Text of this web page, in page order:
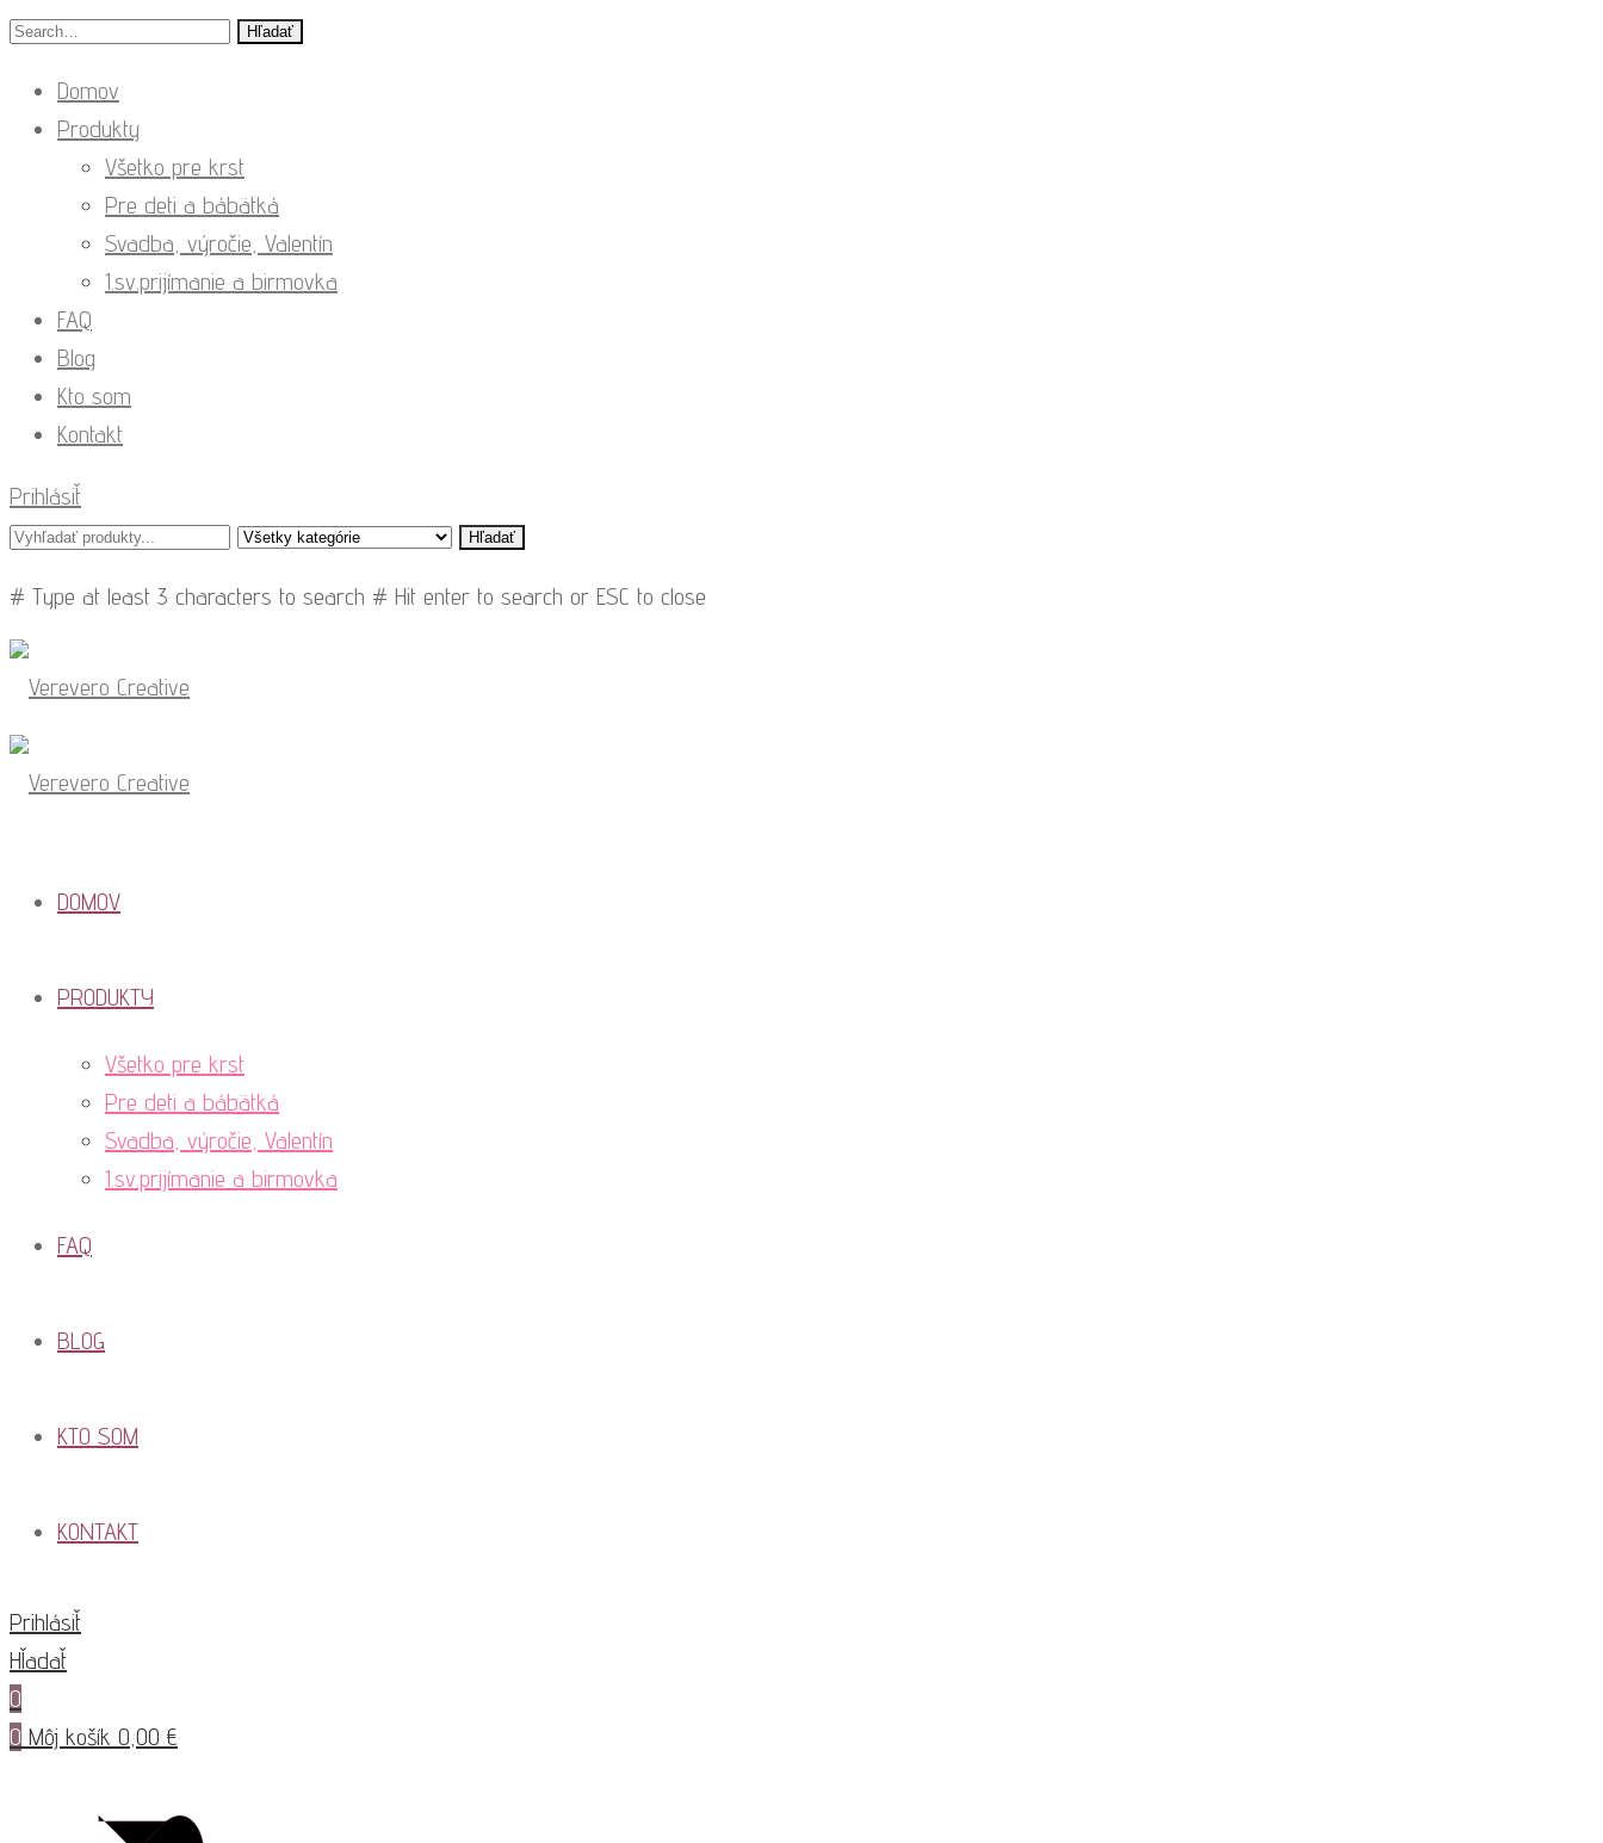
Hľadať
Domov
Produkty
Všetko pre krst
Pre deti a bábätká
Svadba, výročie, Valentín
1.sv.prijímanie a birmovka
FAQ
Blog
Kto som
Kontakt
Prihlásiť
Hľadať
# Type at least 3 characters to search # Hit enter to search or ESC to close
DOMOV
PRODUKTY
Všetko pre krst
Pre deti a bábätká
Svadba, výročie, Valentín
1.sv.prijímanie a birmovka
FAQ
BLOG
KTO SOM
KONTAKT
Prihlásiť
Hľadať
0
0 Môj košík 0,00 €